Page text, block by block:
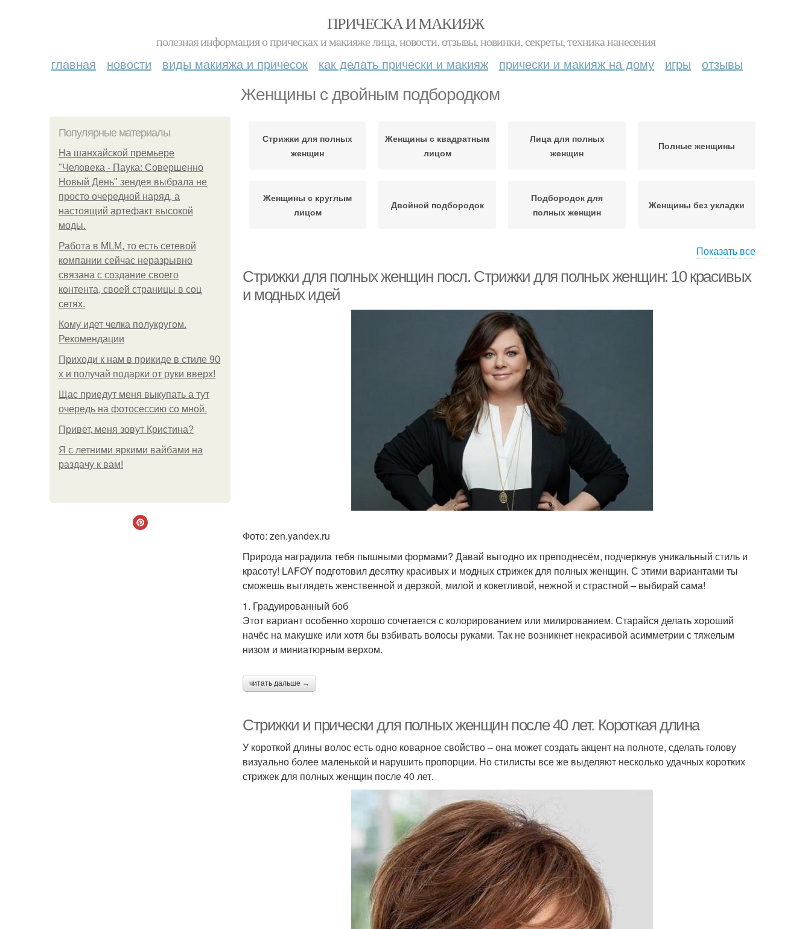
ПРИЧЕСКА И МАКИЯЖ
полезная информация о прическах и макияже лица, новости, отзывы, новинки, секреты, техника нанесения
главная новости виды макияжа и причесок как делать прически и макияж прически и макияж на дому игры отзывы
Женщины с двойным подбородком
Популярные материалы
На шанхайской премьере
"Человека - Паука: Совершенно
Новый День" зендея выбрала не
просто очередной наряд, а
настоящий артефакт высокой
моды.
Работа в MLM, то есть сетевой
компании сейчас неразрывно
связана с создание своего
контента, своей страницы в соц
сетях.
Кому идет челка полукругом.
Рекомендации
Приходи к нам в прикиде в стиле 90
х и получай подарки от руки вверх!
Щас приедут меня выкупать а тут
очередь на фотосессию со мной.
Привет, меня зовут Кристина?
Я с летними яркими вайбами на
раздачу к вам!
Стрижки для полных
женщин
Женщины с квадратным
лицом
Лица для полных
женщин
Полные женщины
Женщины с круглым
лицом
Двойной подбородок
Подбородок для
полных женщин
Женщины без укладки
женщин
женщин
Стрижки для женщин Прически для женщин
Показать все
Стрижки для полных женщин посл. Стрижки для полных женщин: 10 красивых
и модных идей
Фото: zen.yandex.ru
Природа наградила тебя пышными формами? Давай выгодно их преподнесём, подчеркнув уникальный стиль и
красоту! LAFOY подготовил десятку красивых и модных стрижек для полных женщин. С этими вариантами ты
сможешь выглядеть женственной и дерзкой, милой и кокетливой, нежной и страстной – выбирай сама!
1. Градуированный боб
Этот вариант особенно хорошо сочетается с колорированием или милированием. Старайся делать хороший
начёс на макушке или хотя бы взбивать волосы руками. Так не возникнет некрасивой асимметрии с тяжелым
низом и миниатюрным верхом.
читать дальше →
Стрижки и прически для полных женщин после 40 лет. Короткая длина
У короткой длины волос есть одно коварное свойство – она может создать акцент на полноте, сделать голову
визуально более маленькой и нарушить пропорции. Но стилисты все же выделяют несколько удачных коротких
стрижек для полных женщин после 40 лет.